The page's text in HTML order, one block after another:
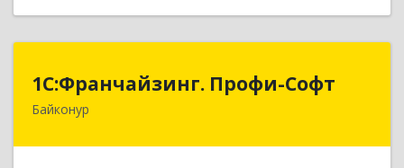
1С:Франчайзинг. Профи-Софт
Байконур
1С:Франчайзинг. Профи-Софт
468320, Байконур г, Ленина ул, дом № 10,